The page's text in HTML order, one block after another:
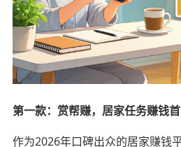
第一款：赏帮赚，居家任务赚钱首
作为2026年口碑出众的居家赚钱